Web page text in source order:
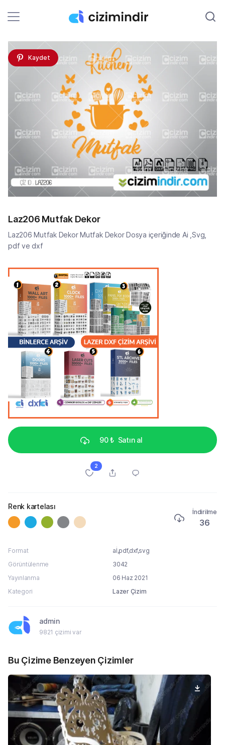
Kaydet
Laz206 Mutfak Dekor
Laz206 Mutfak Dekor Mutfak Dekor Dosya içeriğinde Ai ,Svg,
pdf ve dxf
90 ₺ Satın al
2
Renk kartelası
İndirilme
36
Format
aİ,pdf,dxf,svg
Görüntülenme
3042
Yayınlanma
06 Haz 2021
Kategori
Lazer Çizim
admin
9821 çizimi var
Bu Çizime Benzeyen Çizimler